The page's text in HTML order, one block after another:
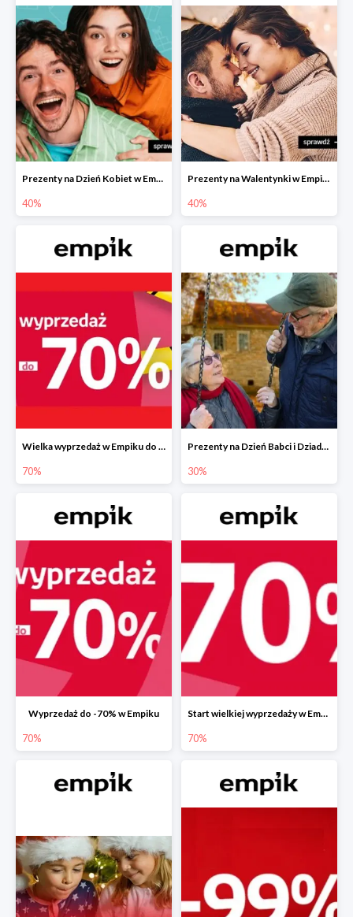
Prezenty na Dzień Kobiet w Empiku do -40%
40%
Prezenty na Walentynki w Empiku do -40%
40%
Wielka wyprzedaż w Empiku do -70%
70%
Prezenty na Dzień Babci i Dziadka w Empiku do -30%
30%
Wyprzedaż do -70% w Empiku
70%
Start wielkiej wyprzedaży w Empiku do -70%
70%